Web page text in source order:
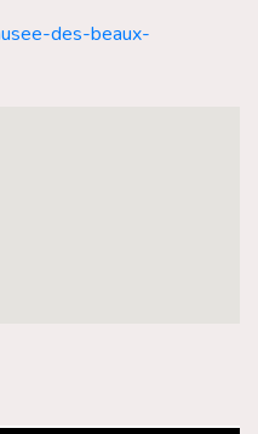
des-beaux-